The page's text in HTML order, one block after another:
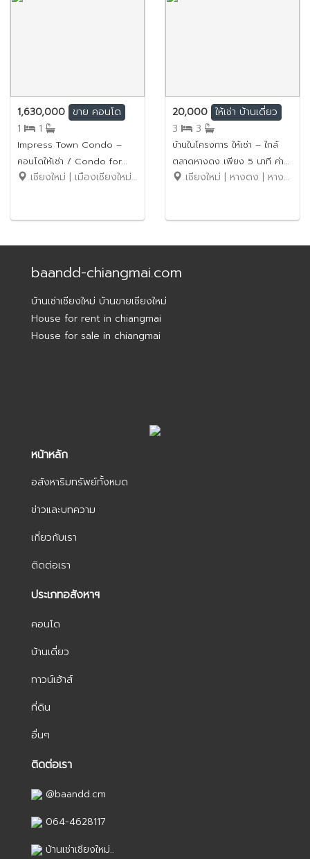
1,630,000 ขาย คอนโด
1
1
Impress Town Condo –
คอนโดให้เช่า / Condo for
Rent ขายราคาเพียง 1.63 ล้าน
เชียงใหม่ | เมืองเชียงใหม่ | สุเทพ
20,000 ให้เช่า บ้านเดี่ยว
3
3
บ้านในโครงการ ให้เช่า – ใกล้
ตลาดหางดง เพียง 5 นาที ค่า
เช่า 20,000 บาท / เดือน รหัส
เชียงใหม่ | หางดง | หางดง
baandd-chiangmai.com
บ้านเช่าเชียงใหม่ บ้านขายเชียงใหม่
House for rent in chiangmai
House for sale in chiangmai
หน้าหลัก
อสังหาริมทรัพย์ทั้งหมด
ข่าวและบทความ
เกี่ยวกับเรา
ติดต่อเรา
ประเภทอสังหาฯ
คอนโด
บ้านเดี่ยว
ทาวน์เฮ้าส์
ที่ดิน
อื่นๆ
ติดต่อเรา
@baandd.cm
064-4628117
บ้านเช่าเชียงใหม่..